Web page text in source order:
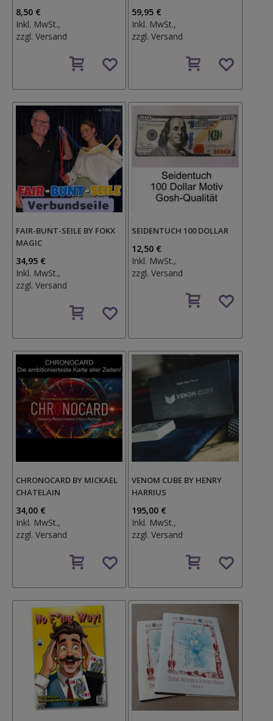
8,50 €
Inkl. MwSt.,
zzgl. Versand
den
59,95 €
Inkl. MwSt.,
zzgl.Versand
den
FAIR-BUNT-SEILE BY FOKX
MAGIC
34,95 €
Inkl. MwSt.,
zzgl. Versand
den
SEIDENTUCH 100 DOLLAR
12,50 €
Inkl. MwSt.,
zzgl.Versand
den
CHRONOCARD BY MICKAEL
CHATELAIN
34,00 €
Inkl. MwSt.,
zzgl. Versand
den
VENOM CUBE BY HENRY
HARRIUS
195,00 €
Inkl. MwSt.,
zzgl.Versand
den